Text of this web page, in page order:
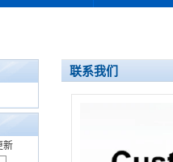
新
速
联系我们